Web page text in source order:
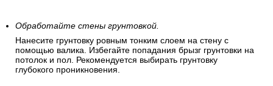
Обработайте стены грунтовкой.
Нанесите грунтовку ровным тонким слоем на стену с
помощью валика. Избегайте попадания брызг грунтовки на
потолок и пол. Рекомендуется выбирать грунтовку
глубокого проникновения.